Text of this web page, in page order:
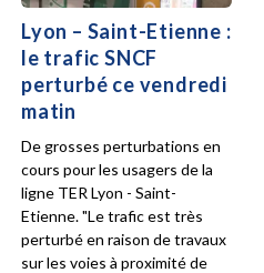
Lyon – Saint-Etienne :
le trafic SNCF
perturbé ce vendredi
matin
De grosses perturbations en
cours pour les usagers de la
ligne TER Lyon - Saint-
Etienne. "Le trafic est très
perturbé en raison de travaux
sur les voies à proximité de